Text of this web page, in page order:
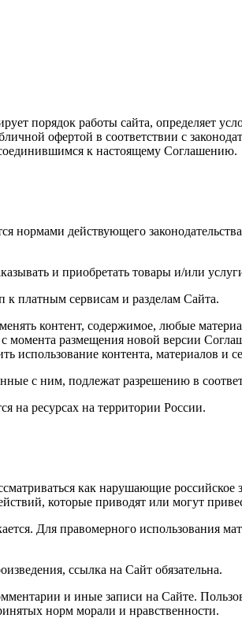
порядок работы сайта, определяет
офертой в соответствии с
к настоящему Соглашению.
нормами действующего
и приобретать товары и/или
к платным сервисам и разделам Сайта.
контент, содержимое, любые
момента размещения новой версии
использование контента, материалов и
с ним, подлежат разрешению в
на ресурсах на территории России.
как нарушающие
которые приводят или могут
Для правомерного использования
ссылка на Сайт обязательна.
и иные записи на Сайте.
норм морали и нравственности.